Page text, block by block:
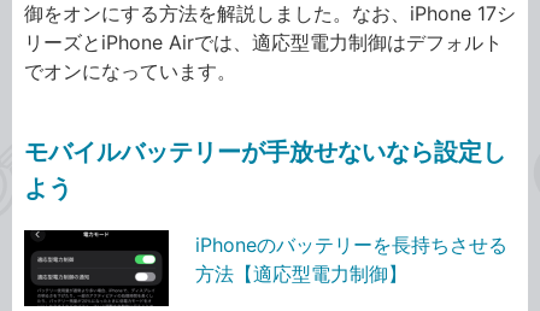
御をオンにする方法を解説しました。なお、iPhone 17シ
リーズとiPhone Airでは、適応型電力制御はデフォルト
でオンになっています。
モバイルバッテリーが手放せないなら設定し
よう
iPhoneのバッテリーを長持ちさせる
方法【適応型電力制御】